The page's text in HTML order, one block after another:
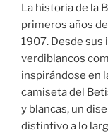
La historia de la
primeros años
1907. Desde sus
verdiblancos
inspirándose en
camiseta del
y blancas, un
distintivo a lo